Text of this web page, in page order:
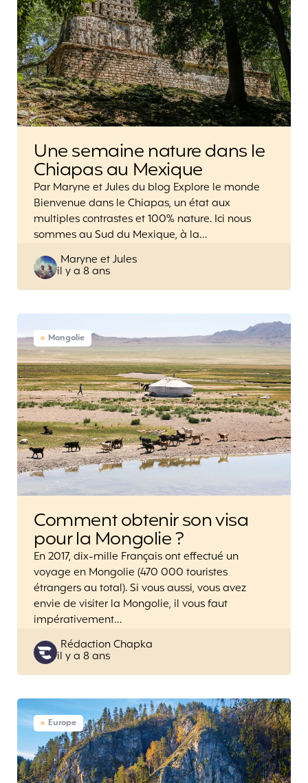
Une semaine nature dans le
Chiapas au Mexique
Par Maryne et Jules du blog Explore le monde
Bienvenue dans le Chiapas, un état aux
multiples contrastes et 100% nature. Ici nous
sommes au Sud du Mexique, à la…
Posted
by
Maryne et Jules
il y a 8 ans
Mongolie
Comment obtenir son visa
pour la Mongolie ?
En 2017, dix-mille Français ont effectué un
voyage en Mongolie (470 000 touristes
étrangers au total). Si vous aussi, vous avez
envie de visiter la Mongolie, il vous faut
impérativement…
Posted
by
Rédaction Chapka
il y a 8 ans
Europe